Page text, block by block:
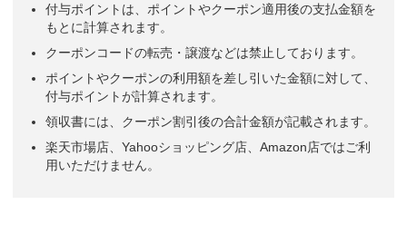
付与ポイントは、ポイントやクーポン適用後の支払金額を
もとに計算されます。
クーポンコードの転売・譲渡などは禁止しております。
ポイントやクーポンの利用額を差し引いた金額に対して、
付与ポイントが計算されます。
領収書には、クーポン割引後の合計金額が記載されます。
楽天市場店、Yahooショッピング店、Amazon店ではご利
用いただけません。